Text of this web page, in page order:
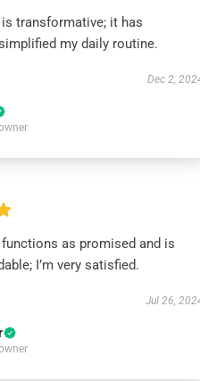
transformative; it has
my daily routine.
Dec 2,
as promised and is
I’m very satisfied.
Jul 26,